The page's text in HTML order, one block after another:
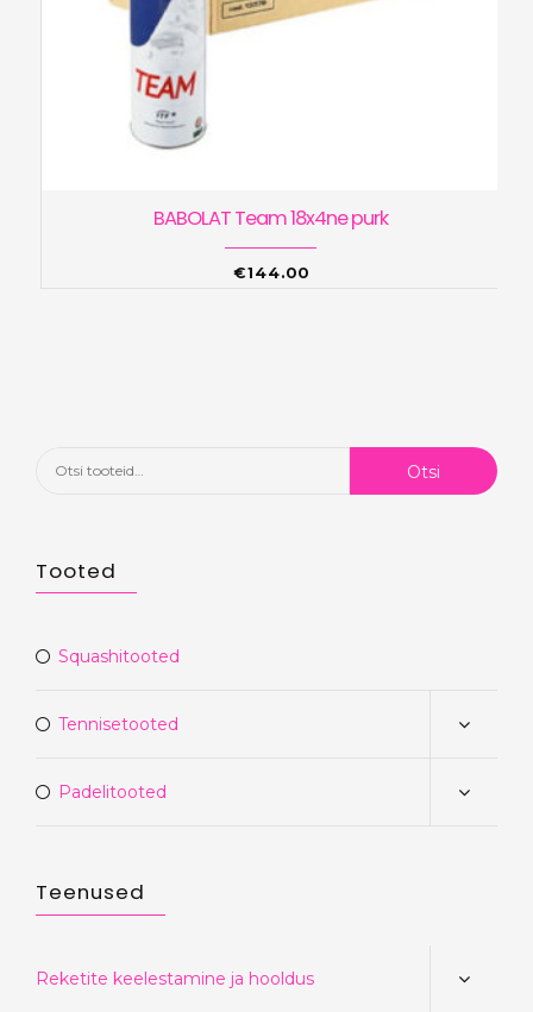
BABOLAT Team 18x4ne purk
€144.00
Otsi: Otsi
Tooted
Squashitooted
Tennisetooted
Padelitooted
Teenused
Reketite keelestamine ja hooldus